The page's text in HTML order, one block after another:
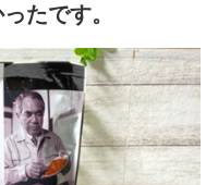
ったです。